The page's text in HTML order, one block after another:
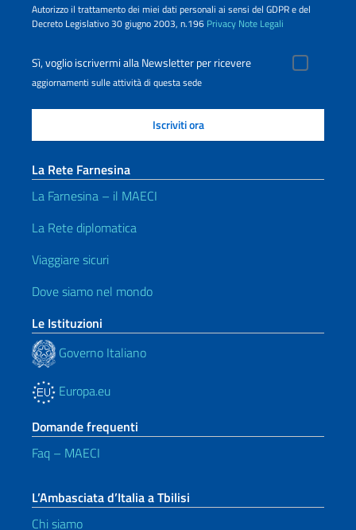
Autorizzo il trattamento dei miei dati personali ai sensi del GDPR e del
Decreto Legislativo 30 giugno 2003, n.196 Privacy Note Legali
Sì, voglio iscrivermi alla Newsletter per ricevere
aggiornamenti sulle attività di questa sede
La Rete Farnesina
La Farnesina – il MAECI
La Rete diplomatica
Viaggiare sicuri
Dove siamo nel mondo
Le Istituzioni
Governo Italiano
Europa.eu
Domande frequenti
Faq – MAECI
L’Ambasciata d’Italia a Tbilisi
Chi siamo